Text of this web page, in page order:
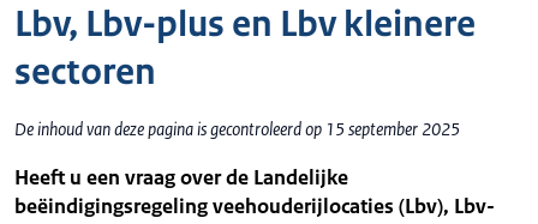
Lbv, Lbv-plus en Lbv kleinere
sectoren
De inhoud van deze pagina is gecontroleerd op 15 september 2025
Heeft u een vraag over de Landelijke
beëindigingsregeling veehouderijlocaties (Lbv), Lbv-